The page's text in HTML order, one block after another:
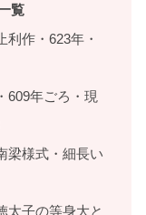
覧
利作・623年・
609年ごろ・現
梁様式・細長い
太子の等身大と